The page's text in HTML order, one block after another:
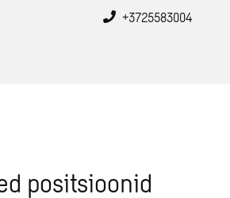
+3725583004
positsioonid